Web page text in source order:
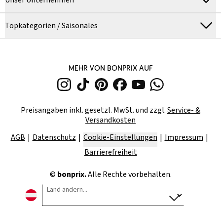
Topkategorien / Saisonales
MEHR VON BONPRIX AUF
Preisangaben inkl. gesetzl. MwSt. und zzgl.Service- &
Versandkosten
AGB
Datenschutz Cookie-Einstellungen
Impressum
Barrierefreiheit
© bonprix.Alle Rechte vorbehalten.
Land ändern...